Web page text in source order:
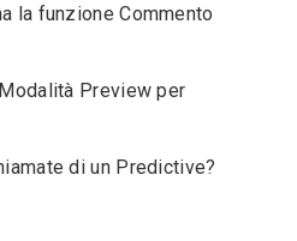
la funzione Commento
Preview per
di un Predictive?